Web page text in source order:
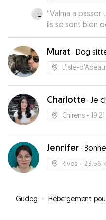
“Valma a passer
ils se sont bien
avec les autres
Murat · Dog
L'Isle-d'Abeau
Charlotte · Je
Chirens -
Jennifer ·
Rives - 23.56
Gudog » Hébergement